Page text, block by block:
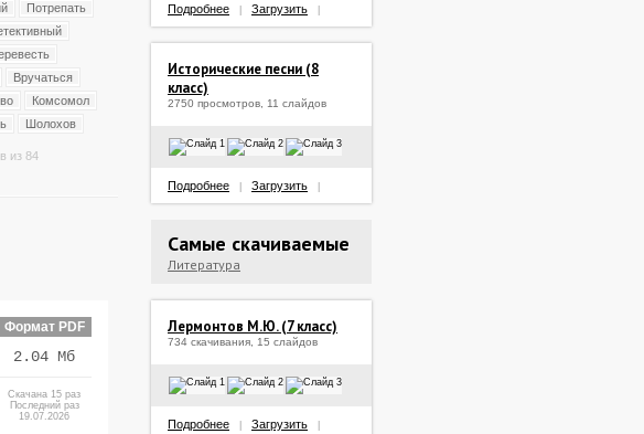
Потрепать
Вручаться
Комсомол
Шолохов
из 84
Формат PDF
2.04 Мб
Скачана 15 раз
Последний раз
19.07.2026
Подробнее Загрузить
Исторические песни (8
класс)
2750 просмотров, 11 слайдов
Подробнее Загрузить
Самые скачиваемые
Литература
Лермонтов М.Ю. (7 класс)
734 скачивания, 15 слайдов
Подробнее Загрузить